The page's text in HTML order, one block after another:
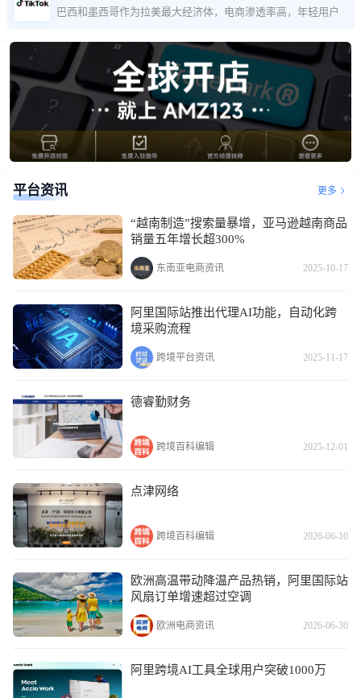
巴西和墨西哥作为拉美最大经济体，电商渗透率高，年轻用户占
平台资讯 更多
“越南制造”搜索量暴增，亚马逊越南商品
销量五年增长超300%
东南亚电商资讯 2025-10-17
阿里国际站推出代理AI功能，自动化跨
境采购流程
跨境平台资讯 2025-11-17
德睿勤财务
跨境百科编辑 2025-12-01
点津网络
跨境百科编辑 2026-06-10
欧洲高温带动降温产品热销，阿里国际站
风扇订单增速超过空调
欧洲电商资讯 2026-06-30
阿里跨境AI工具全球用户突破1000万